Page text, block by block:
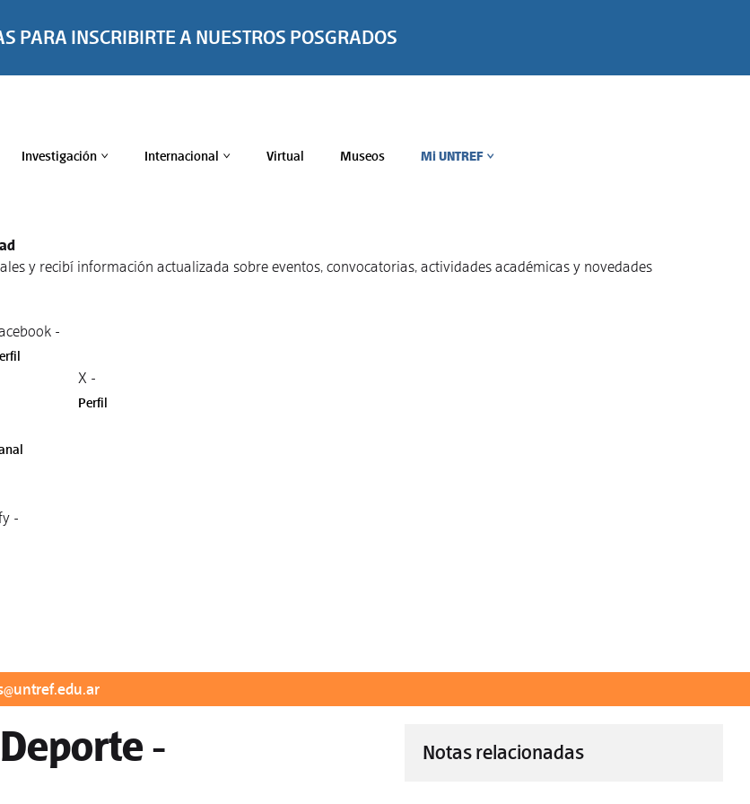
PARA INSCRIBIRTE A NUESTROS POSGRADOS
Investigación > Internacional > Virtual Museos Mi UNTREF >
y recibí información actualizada sobre eventos, convocatorias, actividades académicas y novedades
-
X -
Perfil
-
-
Notas relacionadas